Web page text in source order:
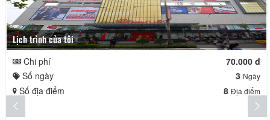
Lịch trình của tôi
Chi phí
70.000 đ
Số ngày
3 Ngày
Số địa điểm 8 Địa điểm